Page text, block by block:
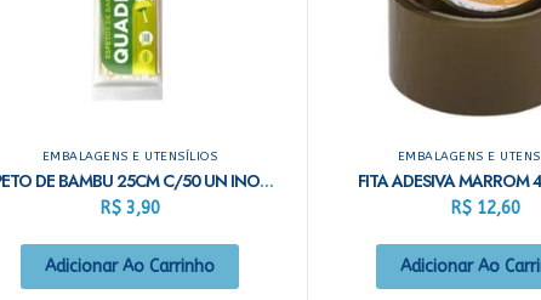
EMBALAGENS E UTENSÍLIOS
ESPETO DE BAMBU 25CM C/50 UN INOVEN
R$3,90
Adicionar Ao Carrinho
EMBALAGENS E
FITA ADESIVA MARROM
R$12,60
Adicionar Ao